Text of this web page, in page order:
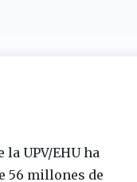
UPV/EHU ha
56 millones de